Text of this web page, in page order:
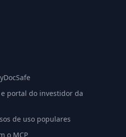
portal do investidor da
de uso populares
o MCP